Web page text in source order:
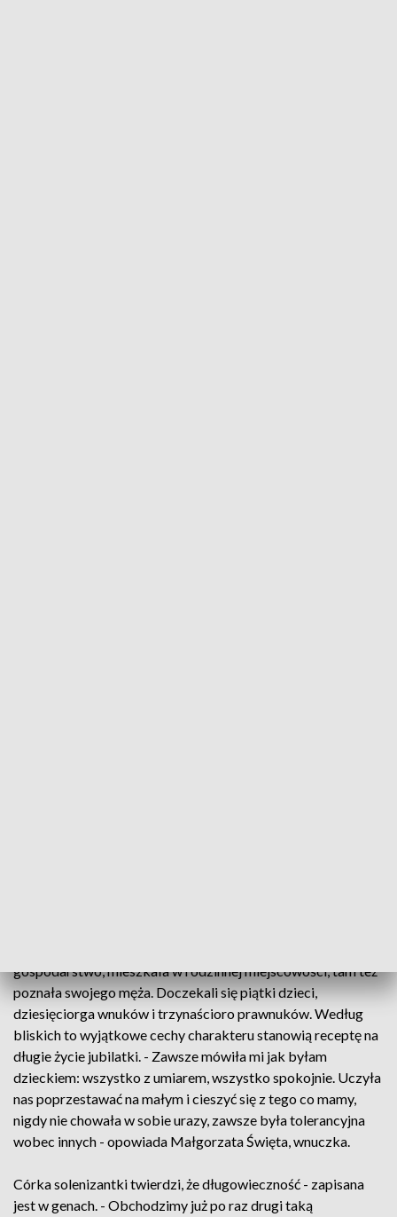
gospodarstwo, mieszkała w rodzinnej miejscowości, tam też
poznała swojego męża. Doczekali się piątki dzieci,
dziesięciorga wnuków i trzynaścioro prawnuków. Według
bliskich to wyjątkowe cechy charakteru stanowią receptę na
długie życie jubilatki. - Zawsze mówiła mi jak byłam
dzieckiem: wszystko z umiarem, wszystko spokojnie. Uczyła
nas poprzestawać na małym i cieszyć się z tego co mamy,
nigdy nie chowała w sobie urazy, zawsze była tolerancyjna
wobec innych - opowiada Małgorzata Święta, wnuczka.
Córka solenizantki twierdzi, że długowieczność - zapisana
jest w genach. - Obchodzimy już po raz drugi taką